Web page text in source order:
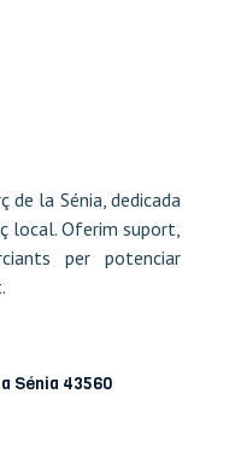
de la Sénia, dedicada
local. Oferim suport,
per potenciar
Sénia 43560